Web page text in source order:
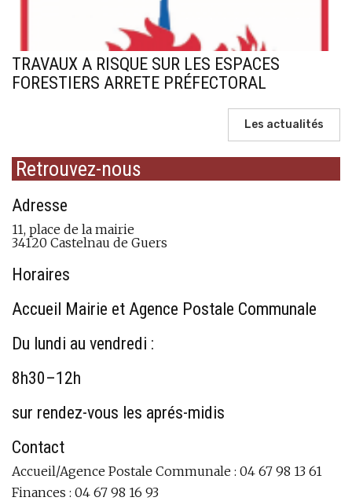
TRAVAUX A RISQUE SUR LES ESPACES
FORESTIERS ARRETE PRÉFECTORAL
Les actualités
Retrouvez-nous
Adresse
11, place de la mairie
34120 Castelnau de Guers
Horaires
Accueil Mairie et Agence Postale Communale
Du lundi au vendredi :
8h30–12h
sur rendez-vous les aprés-midis
Contact
Accueil/Agence Postale Communale : 04 67 98 13 61
Finances : 04 67 98 16 93